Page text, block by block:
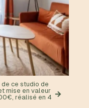
ce studio de
mise en valeur
réalisé en 4